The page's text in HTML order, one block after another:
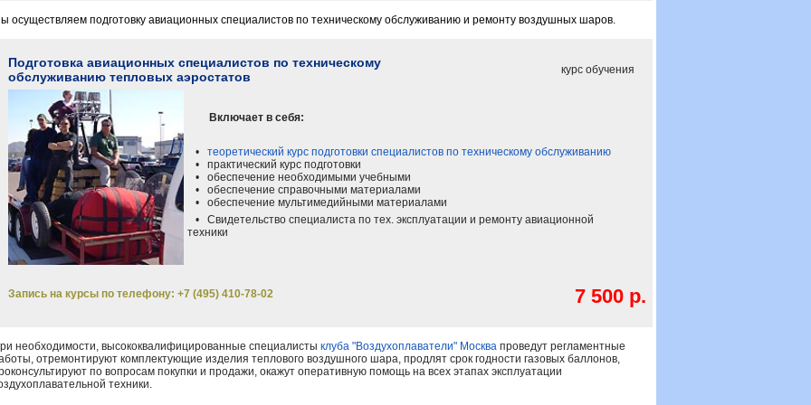
осуществляем подготовку авиационных специалистов по техническому обслуживанию и ремонту воздушных шаров.
Подготовка авиационных специалистов по техническому
обслуживанию тепловых аэростатов
курс обучения
Включает в себя:
• теоретический курс подготовки специалистов по техническому обслуживанию
• практический курс подготовки
• обеспечение необходимыми учебными
• обеспечение справочными материалами
• обеспечение мультимедийными материалами
• Свидетельство специалиста по тех. эксплуатации и ремонту авиационной
техники
Запись на курсы по телефону: +7 (495) 410-78-02 7 500 р.
необходимости, высококвалифицированные специалисты клуба "Воздухоплаватели" Москва проведут регламентные
отремонтируют комплектующие изделия теплового воздушного шара, продлят срок годности газовых баллонов,
по вопросам покупки и продажи, окажут оперативную помощь на всех этапах эксплуатации
техники.